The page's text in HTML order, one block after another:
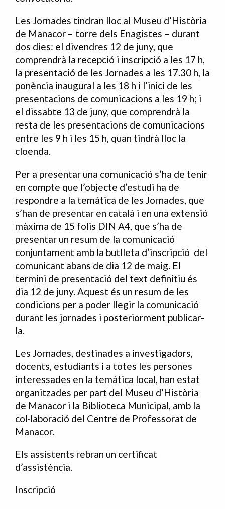
Les Jornades tindran lloc al Museu d’Història
de Manacor – torre dels Enagistes – durant
dos dies: el divendres 12 de juny, que
comprendrà la recepció i inscripció a les 17 h,
la presentació de les Jornades a les 17.30 h, la
ponència inaugural a les 18 h i l’inici de les
presentacions de comunicacions a les 19 h; i
el dissabte 13 de juny, que comprendrà la
resta de les presentacions de comunicacions
entre les 9 h i les 15 h, quan tindrà lloc la
cloenda.
Per a presentar una comunicació s’ha de tenir
en compte que l’objecte d’estudi ha de
respondre a la temàtica de les Jornades, que
s’han de presentar en català i en una extensió
màxima de 15 folis DIN A4, que s’ha de
presentar un resum de la comunicació
conjuntament amb la butlleta d’inscripció del
comunicant abans de dia 12 de maig. El
termini de presentació del text definitiu és
dia 12 de juny. Aquest és un resum de les
condicions per a poder llegir la comunicació
durant les jornades i posteriorment publicar-
la.
Les Jornades, destinades a investigadors,
docents, estudiants i a totes les persones
interessades en la temàtica local, han estat
organitzades per part del Museu d’Història
de Manacor i la Biblioteca Municipal, amb la
col·laboració del Centre de Professorat de
Manacor.
Els assistents rebran un certificat
d’assistència.
Inscripció